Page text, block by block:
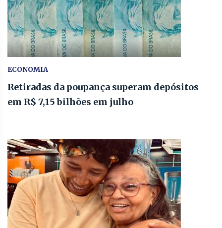
ECONOMIA
Retiradas da poupança superam depósitos
em R$ 7,15 bilhões em julho